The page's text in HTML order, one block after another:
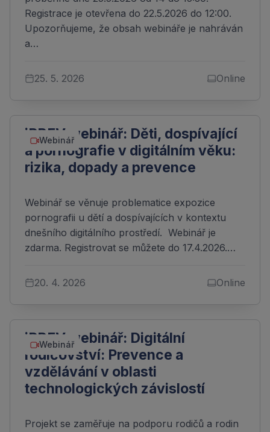
Registrace je otevřena do 22.5.2026 do 12:00.
Upozorňujeme, že obsah webináře je nahráván
a…
25. 5. 2026 Online
Webinář
iPREV webinář: Děti, dospívající
a pornografie v digitálním věku:
rizika, dopady a prevence
Webinář se věnuje problematice expozice
pornografii u dětí a dospívajících v kontextu
dnešního digitálního prostředí. Webinář je
zdarma. Registrovat se můžete do 17.4.2026.…
20. 4. 2026 Online
Webinář
iPREV webinář: Digitální
rodičovství: Prevence a
vzdělávání v oblasti
technologických závislostí
Projekt se zaměřuje na podporu rodičů a rodin